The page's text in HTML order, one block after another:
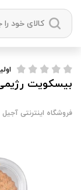
دسته بندی ها
آجیل
فروشگاه اینترنتی
بیسکویت